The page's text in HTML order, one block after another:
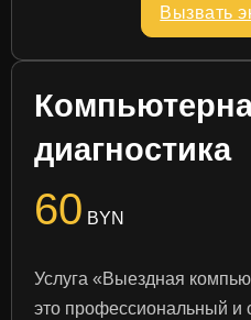
Вызвать
диагностика
60 BYN
Услуга «Выездная
это профессиональный и